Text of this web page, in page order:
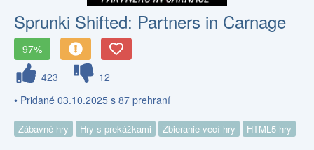
Sprunki Shifted: Partners in Carnage
97%
423
12
• Pridané 03.10.2025 s 87 prehraní
Zábavné hry Hry s prekážkami Zbieranie vecí hry HTML5 hry